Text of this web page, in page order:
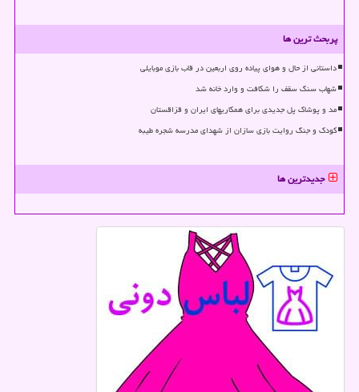
پربحث ترین ها
داستانی از حال و هوای پیاده روی اربعین در قاب بازی موبایلی
شهاب سنگ سقف را شکافت و وارد خانه شد
مد و پوشاک پل جدیدی برای همکاریهای ایران و قزاقستان
کودک و جنگ روایت بازی سازان از شهدای مدرسه شجره طیبه
جدیدترین ها